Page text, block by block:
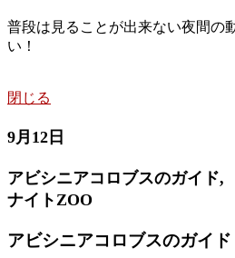
普段は見ることが出来ない夜間の
い！
閉じる
9月12日
アビシニアコロブスのガイド,
ナイトZOO
アビシニアコロブスのガイド